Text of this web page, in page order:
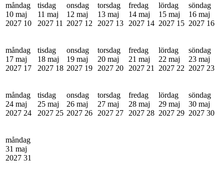
måndag
10 maj
2027 10
tisdag
11 maj
2027 11
onsdag
12 maj
2027 12
torsdag
13 maj
2027 13
fredag
14 maj
2027 14
lördag
15 maj
2027 15
söndag
16 maj
2027 16
måndag
17 maj
2027 17
tisdag
18 maj
2027 18
onsdag
19 maj
2027 19
torsdag
20 maj
2027 20
fredag
21 maj
2027 21
lördag
22 maj
2027 22
söndag
23 maj
2027 23
måndag
24 maj
2027 24
tisdag
25 maj
2027 25
onsdag
26 maj
2027 26
torsdag
27 maj
2027 27
fredag
28 maj
2027 28
lördag
29 maj
2027 29
söndag
30 maj
2027 30
måndag
31 maj
2027 31